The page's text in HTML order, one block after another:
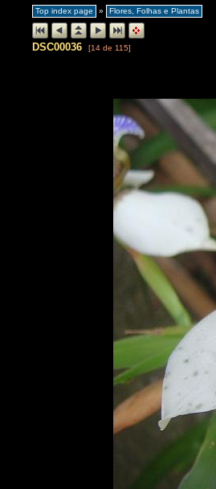
Top index page » Flores, Folhas e Plantas
DSC00036 [14 de 115]